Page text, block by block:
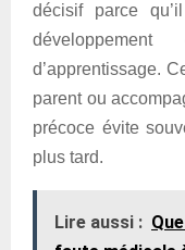
décisif parce
d’apprentissage.
parent ou
précoce évite
plus tard.
Lire aussi :